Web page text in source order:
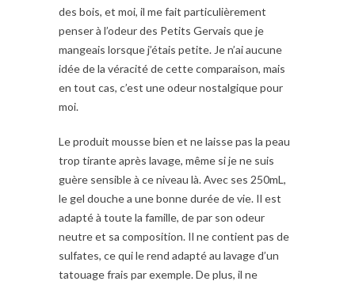
des bois, et moi, il me fait particulièrement
penser à l’odeur des Petits Gervais que je
mangeais lorsque j’étais petite. Je n’ai aucune
idée de la véracité de cette comparaison, mais
en tout cas, c’est une odeur nostalgique pour
moi.
Le produit mousse bien et ne laisse pas la peau
trop tirante après lavage, même si je ne suis
guère sensible à ce niveau là. Avec ses 250mL,
le gel douche a une bonne durée de vie. Il est
adapté à toute la famille, de par son odeur
neutre et sa composition. Il ne contient pas de
sulfates, ce qui le rend adapté au lavage d’un
tatouage frais par exemple. De plus, il ne